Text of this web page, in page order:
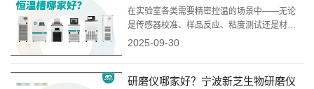
新芝生物深度解析
在实验室各类需要精密控温的场景中——无论
是传感器校准、样品反应、粘度测试还是材料
研究，恒温槽都是不可或缺的关键设备。选择
中，宁波新芝生物科技股份有限公司凭借其雄
2025-09-30
研磨仪哪家好？宁波新芝生物研磨仪